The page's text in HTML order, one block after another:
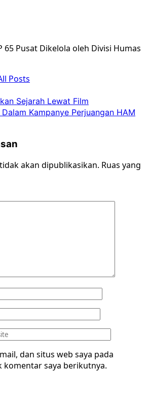
65 Pusat Dikelola oleh Divisi Humas
Posts
Sejarah Lewat Film
Kampanye Perjuangan HAM
akan dipublikasikan. Ruas yang
dan situs web saya pada
saya berikutnya.